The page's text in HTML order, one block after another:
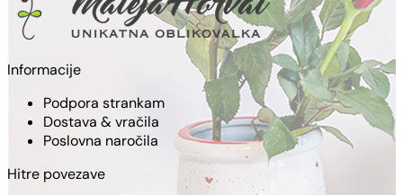
Informacije
Podpora strankam
Dostava & vračila
Poslovna naročila
Hitre povezave